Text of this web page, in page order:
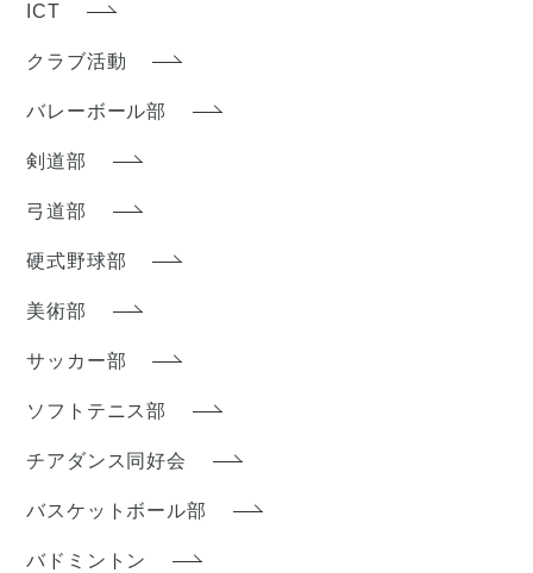
ICT
クラブ活動
バレーボール部
剣道部
弓道部
硬式野球部
美術部
サッカー部
ソフトテニス部
チアダンス同好会
バスケットボール部
バドミントン